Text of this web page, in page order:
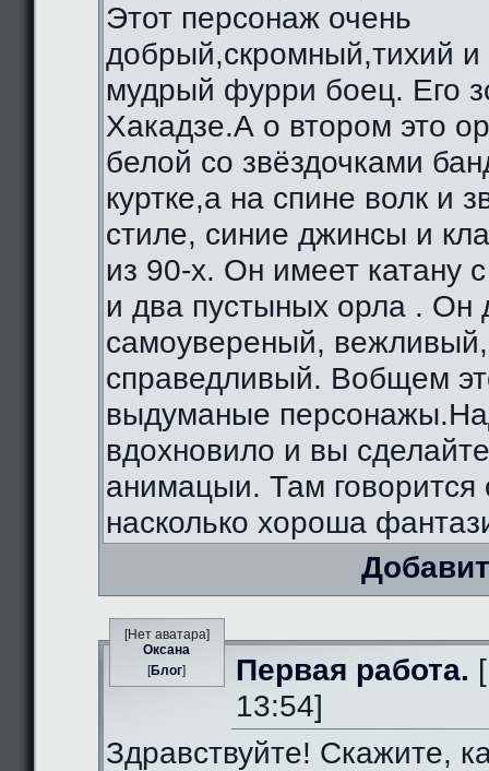
Этот персонаж очень
добрый,скромный,тихий и
мудрый фурри боец. Его
Хакадзе.А о втором это
белой со звёздочками
куртке,а на спине волк и
стиле, синие джинсы и
из 90-х. Он имеет катану
и два пустыных орла . Он
самоувереный,
справедливый. Вобщем
выдуманые
вдохновило и вы
анимацыи. Там говорится
насколько хороша
[Нет аватара]
Оксана
[Блог] Первая работа.
13:54]
Здравствуйте! Скажите,